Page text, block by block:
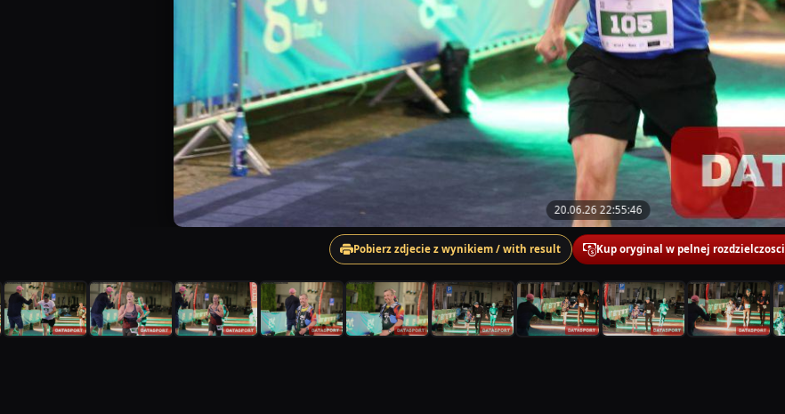
20.06.26 22:55:46
Pobierz zdjecie z wynikiem / with result Kup oryginal w pelnej rozdzielczosci